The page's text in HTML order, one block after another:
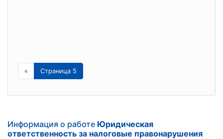
« Страница 5
Информация о работе Юридическая
ответственность за налоговые правонарушения